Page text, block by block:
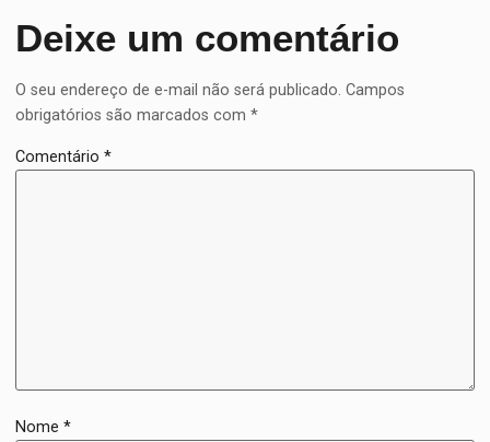
Deixe um comentário
O seu endereço de e-mail não será publicado. Campos
obrigatórios são marcados com*
Comentário*
Nome*